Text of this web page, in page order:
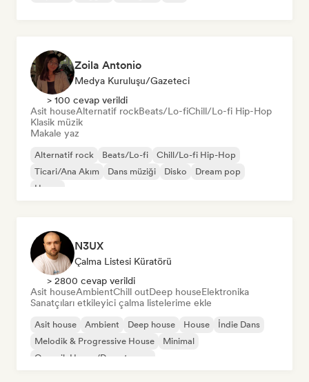
Zoila Antonio
Medya Kuruluşu/Gazeteci
> 100 cevap verildi
Asit houseAlternatif rockBeats/Lo-fiChill/Lo-fi Hip-Hop
Klasik müzik
Makale yaz
Alternatif rock Beats/Lo-fi
Chill/Lo-fi Hip-Hop
Ticari/Ana Akım
Dans müziği Disko
Dream pop
House
N3UX
Çalma Listesi Küratörü
> 2800 cevap verildi
Asit houseAmbientChill outDeep houseElektronika
Sanatçıları etkileyici çalma listelerime ekle
Asit house Ambient Deep house House
İndie Dans
Melodik & Progressive House
Minimal
Organik House/Downtempo